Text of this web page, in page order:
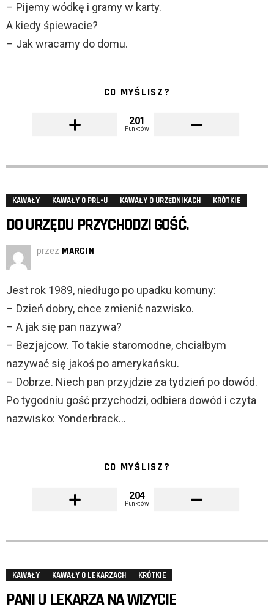
– Pijemy wódkę i gramy w karty.
A kiedy śpiewacie?
– Jak wracamy do domu.
CO MYŚLISZ?
201
Punktów
KAWAŁY KAWAŁY O PRL-U KAWAŁY O URZĘDNIKACH KRÓTKIE
DO URZĘDU PRZYCHODZI GOŚĆ.
przez MARCIN
Jest rok 1989, niedługo po upadku komuny:
– Dzień dobry, chce zmienić nazwisko.
– A jak się pan nazywa?
– Bezjajcow. To takie staromodne, chciałbym
nazywać się jakoś po amerykańsku.
– Dobrze. Niech pan przyjdzie za tydzień po dowód.
Po tygodniu gość przychodzi, odbiera dowód i czyta
nazwisko: Yonderbrack…
CO MYŚLISZ?
204
Punktów
KAWAŁY KAWAŁY O LEKARZACH KRÓTKIE
PANI U LEKARZA NA WIZYCIE